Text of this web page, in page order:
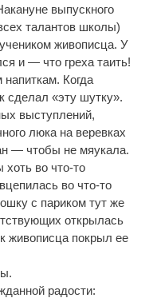
выпускного
талантов школы)
живописца. У
и — что греха таить!
Когда
сделал «эту шутку».
выступлений,
люка на веревках
— чтобы не мяукала.
хоть во что-то
во что-то
с париком тут же
открылась
живописца покрыл ее
радости: